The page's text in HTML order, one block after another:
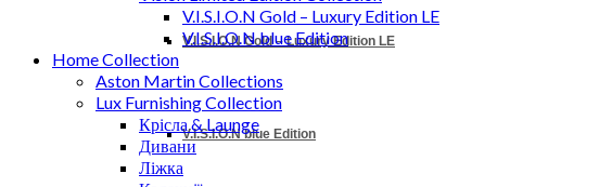
V.I.S.I.O.N Gold – Luxury Edition LE
V.I.S.I.O.N blue Edition
V.I.S.I.O.N Gold – Luxury Edition LE
V.I.S.I.O.N blue Edition
Home Collection
Aston Martin Collections
Lux Furnishing Collection
Крісла & Launge
Дивани
Ліжка